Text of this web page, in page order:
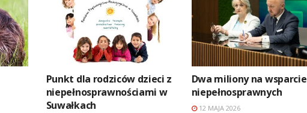
Punkt dla rodziców dzieci z
niepełnosprawnościami w
Suwałkach
Dwa miliony na wsparcie
niepełnosprawnych
12 MAJA 2026